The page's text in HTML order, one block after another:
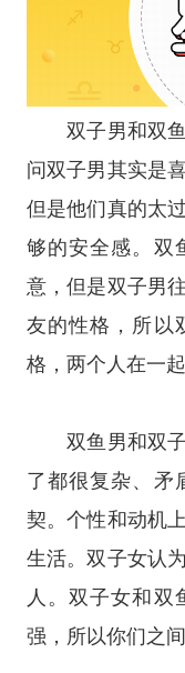
双子男和双鱼
问双子男其实是
但是他们真的太
够的安全感。双
意，但是双子男
友的性格，所以
格，两个人在一
双鱼男和双子
了都很复杂、矛
契。个性和动机
生活。双子女认
人。双子女和双
强，所以你们之